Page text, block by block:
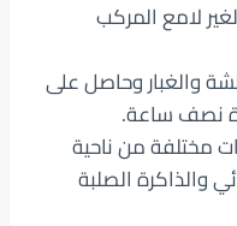
لامع المركب
والغبار وحاصل على
مختلفة من ناحية
والذاكرة الصلبة